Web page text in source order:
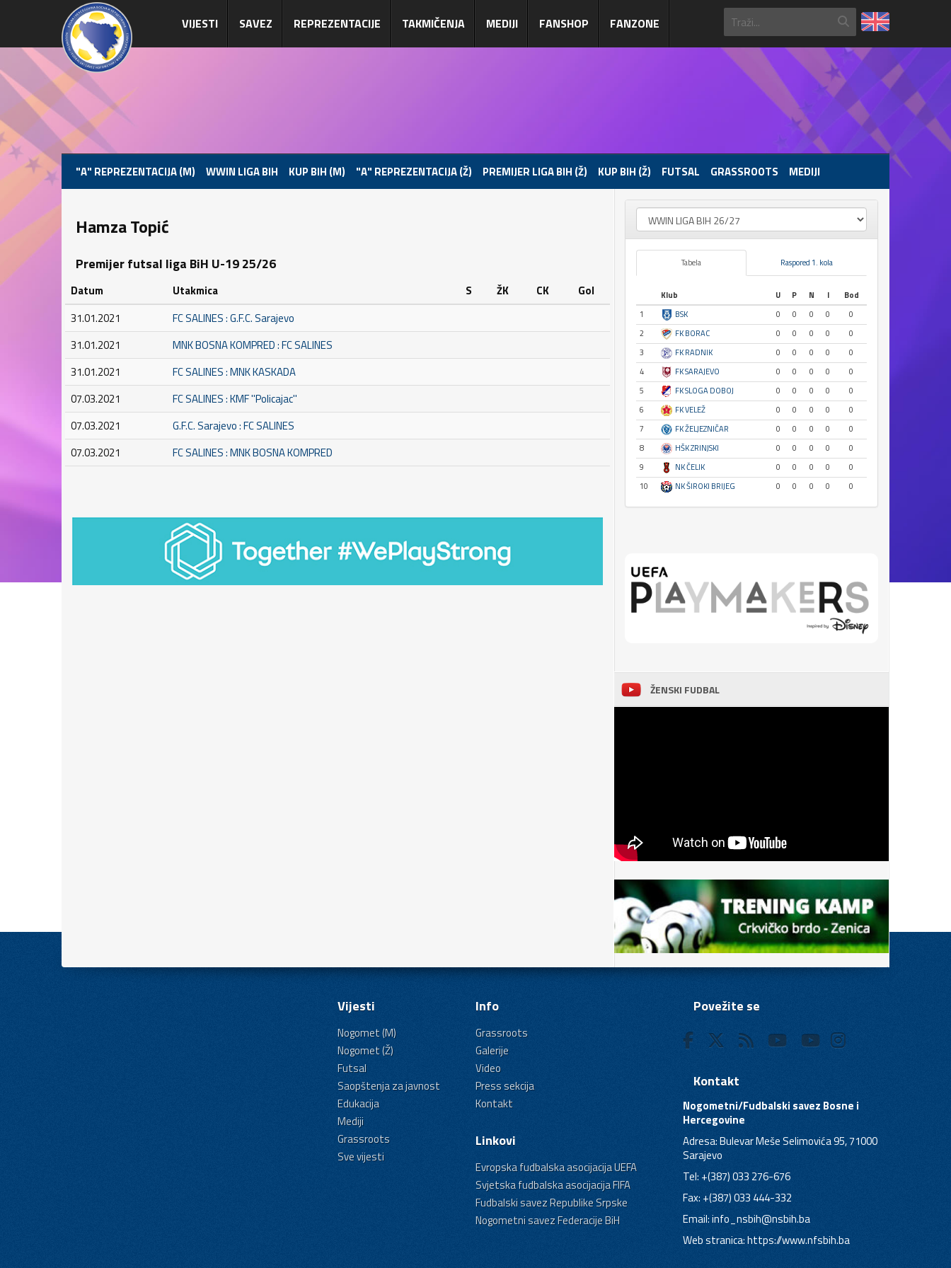
VIJESTI SAVEZ REPREZENTACIJE TAKMIČENJA MEDIJI FANSHOP FANZONE
"A" REPREZENTACIJA (M) WWIN LIGA BIH KUP BIH (M) "A" REPREZENTACIJA (Ž) PREMIJER LIGA BIH (Ž) KUP BIH (Ž) FUTSAL GRASSROOTS MEDIJI
Hamza Topić
Premijer futsal liga BiH U-19 25/26
Datum Utakmica S ŽK CK
Gol
31.01.2021
FC SALINES : G.F.C. Sarajevo
31.01.2021
MNK BOSNA KOMPRED : FC SALINES
31.01.2021
FC SALINES : MNK KASKADA
07.03.2021
FC SALINES : KMF ''Policajac''
07.03.2021
G.F.C. Sarajevo : FC SALINES
07.03.2021
FC SALINES : MNK BOSNA KOMPRED
Tabela Raspored 1. kola
Klub U P N I
Bod
1
BSK 0 0 0 0
0
2
FK BORAC 0 0 0 0
0
3
FK RADNIK 0 0 0 0
0
4
FK SARAJEVO 0 0 0 0
0
5
FK SLOGA DOBOJ 0 0 0 0
0
6
FK VELEŽ 0 0 0 0
0
7
FK ŽELJEZNIČAR 0 0 0 0
0
8
HŠK ZRINJSKI 0 0 0 0
0
9
NK ČELIK 0 0 0 0
0
10
NK ŠIROKI BRIJEG 0 0 0 0 0
ŽENSKI FUDBAL
Vijesti
Nogomet (M)
Nogomet (Ž)
Futsal
Saopštenja za javnost
Edukacija
Mediji
Grassroots
Sve vijesti
Info
Grassroots
Galerije
Video
Press sekcija
Kontakt
Linkovi
Evropska fudbalska asocijacija UEFA
Svjetska fudbalska asocijacija FIFA
Fudbalski savez Republike Srpske
Nogometni savez Federacije BiH
Povežite se
Kontakt
Nogometni/Fudbalski savez Bosne i
Hercegovine
Adresa: Bulevar Meše Selimovića 95, 71000
Sarajevo
Tel: +(387) 033 276-676
Fax: +(387) 033 444-332
Email:info_nsbih@nsbih.ba
Web stranica: https://www.nfsbih.ba